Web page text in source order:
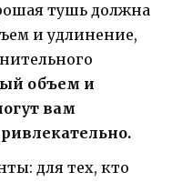
тушь должна
и удлинение,
объем и
вам
для тех, кто